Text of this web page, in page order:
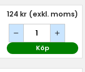
124 kr (exkl. moms)
Köp